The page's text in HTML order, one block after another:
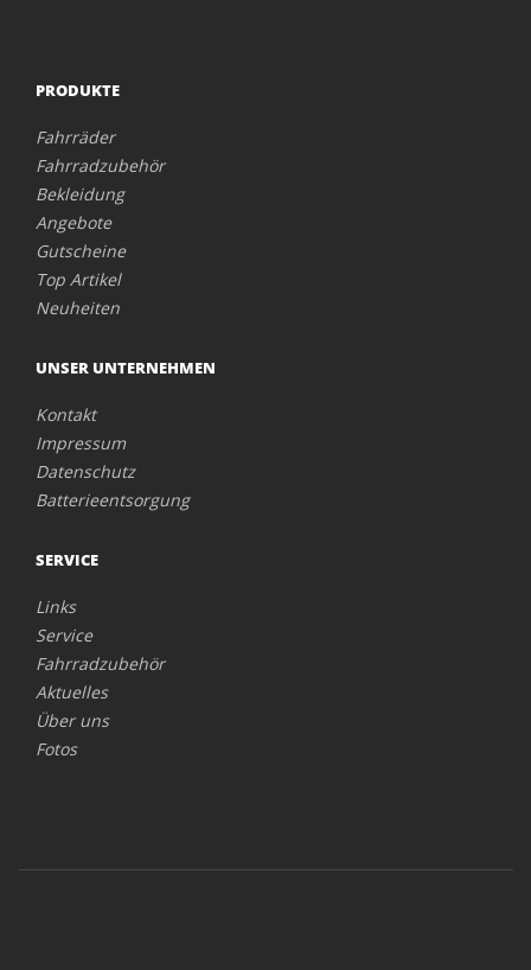
PRODUKTE
Fahrräder
Fahrradzubehör
Bekleidung
Angebote
Gutscheine
Top Artikel
Neuheiten
UNSER UNTERNEHMEN
Kontakt
Impressum
Datenschutz
Batterieentsorgung
SERVICE
Links
Service
Fahrradzubehör
Aktuelles
Über uns
Fotos